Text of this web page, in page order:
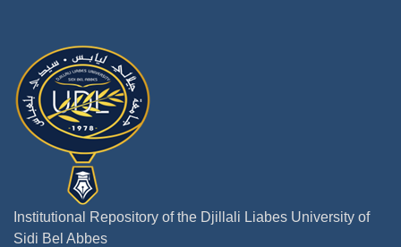
Institutional Repository of the Djillali Liabes University of
Sidi Bel Abbes